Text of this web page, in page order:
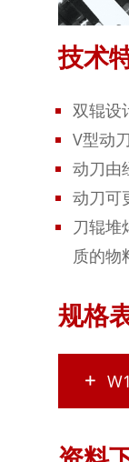
技术
双辊设
V型动
动刀由
动刀可
刀辊堆
质的物
规格